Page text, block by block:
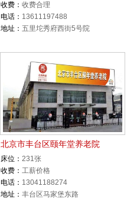
收费： 收费合理
电话： 13611197488
地址： 五里坨秀府西街5号院
北京市丰台区颐年堂养老院
床位： 231张
收费： 工薪价格
电话： 13041188274
地址： 丰台区马家堡东路